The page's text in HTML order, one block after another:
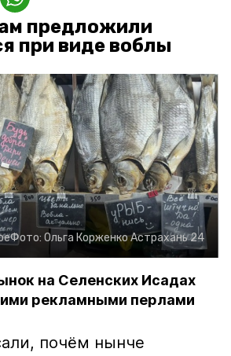
предложили
при виде воблы
Фото: Ольга КорженкоАстрахань 24
на Селенских Исадах
рекламными перлами
почём нынче